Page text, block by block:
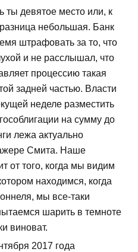
ты девятое место или, к
небольшая. Банк
штрафовать за то, что
и не расслышал, что
процессию такая
задней частью. Власти
неделе разместить
на сумму до
лежа актуально
Смита. Наше
от того, когда мы видим
находимся, когда
мы все-таки
шарить в темноте
виноват.
2017 года